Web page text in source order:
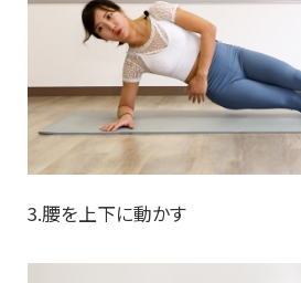
3.腰を上下に動かす